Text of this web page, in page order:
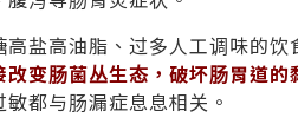
高盐高油脂、过多人工调味的
变肠菌丛生态，破坏肠胃道
敏都与肠漏症息息相关。